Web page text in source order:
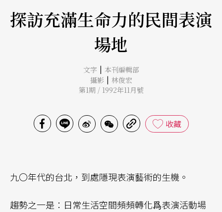
探訪充滿生命力的民間表演
場地
文字 | 本刊編輯部
攝影 | 林俊宏
第1期 / 1992年11月號
收藏
九〇年代的台北，到處隱現表演藝術的生機。
趨勢之一是：日常生活空間頻頻轉化爲表演活動場